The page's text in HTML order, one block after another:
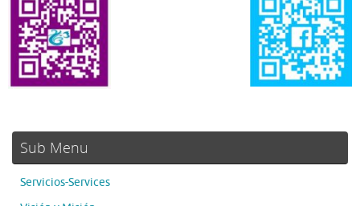
Sub Menu
Servicios-Services